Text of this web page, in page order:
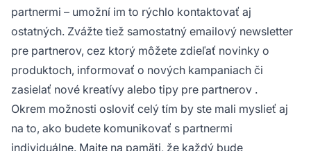
partnermi – umožní im to rýchlo kontaktovať aj
ostatných. Zvážte tiež samostatný emailový newsletter
pre partnerov, cez ktorý môžete zdieľať novinky o
produktoch, informovať o nových kampaniach či
zasielať nové kreatívy alebo tipy pre partnerov .
Okrem možnosti osloviť celý tím by ste mali myslieť aj
na to, ako budete komunikovať s partnermi
individuálne. Majte na pamäti, že každý bude